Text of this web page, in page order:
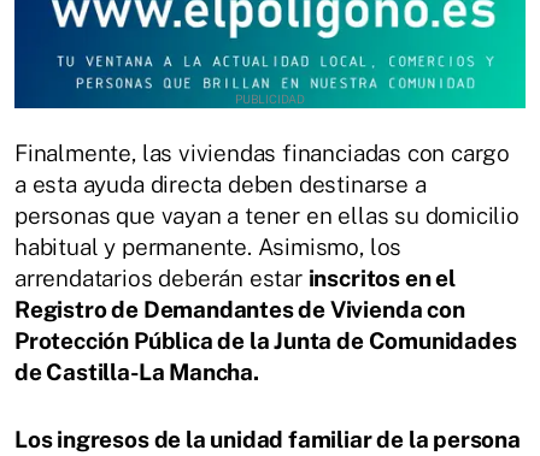
Finalmente, las viviendas financiadas con cargo
a esta ayuda directa deben destinarse a
personas que vayan a tener en ellas su domicilio
habitual y permanente. Asimismo, los
arrendatarios deberán estar inscritos en el
Registro de Demandantes de Vivienda con
Protección Pública de la Junta de Comunidades
de Castilla-La Mancha.
Los ingresos de la unidad familiar de la persona